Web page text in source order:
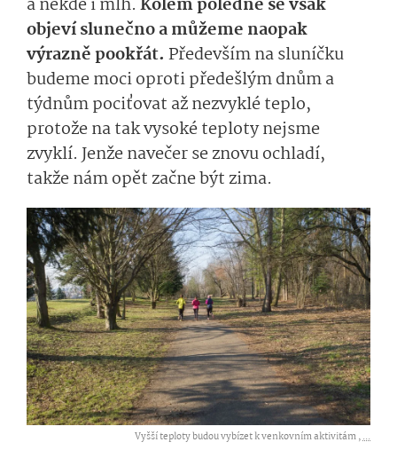
objeví slunečno a můžeme naopak
výrazně pookřát. Především na sluníčku
budeme moci oproti předešlým dnům a
týdnům pociťovat až nezvyklé teplo,
protože na tak vysoké teploty nejsme
zvyklí. Jenže navečer se znovu ochladí,
takže nám opět začne být zima.
Vyšší teploty budou vybízet k venkovním aktivitám ,...